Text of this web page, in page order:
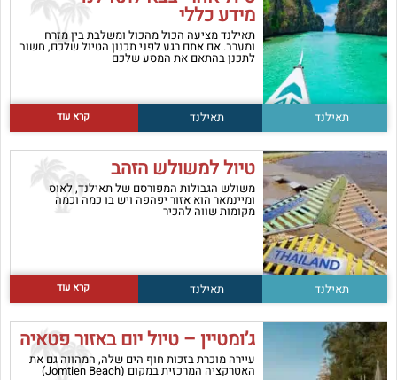
מידע כללי
תאילנד מציעה הכול מהכול ומשלבת בין מזרח
ומערב. אם אתם רגע לפני תכנון הטיול שלכם, חשוב
לתכנן בהתאם את המסע שלכם
תאילנד תאילנד קרא עוד
טיול למשולש הזהב
משולש הגבולות המפורסם של תאילנד, לאוס
ומיינמאר הוא אזור יפהפה ויש בו כמה וכמה
מקומות שווה להכיר
תאילנד תאילנד קרא עוד
ג’ומטיין – טיול יום באזור פטאיה
עיירה מוכרת בזכות חוף הים שלה, המהווה גם את
האטרקציה המרכזית במקום (Jomtien Beach)